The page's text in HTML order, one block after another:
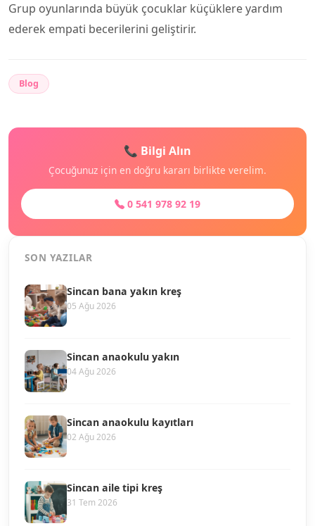
Grup oyunlarında büyük çocuklar küçüklere yardım
ederek empati becerilerini geliştirir.
Blog
📞 Bilgi Alın
Çocuğunuz için en doğru kararı birlikte verelim.
0 541 978 92 19
SON YAZILAR
Sincan bana yakın kreş
05 Ağu 2026
Sincan anaokulu yakın
04 Ağu 2026
Sincan anaokulu kayıtları
02 Ağu 2026
Sincan aile tipi kreş
31 Tem 2026